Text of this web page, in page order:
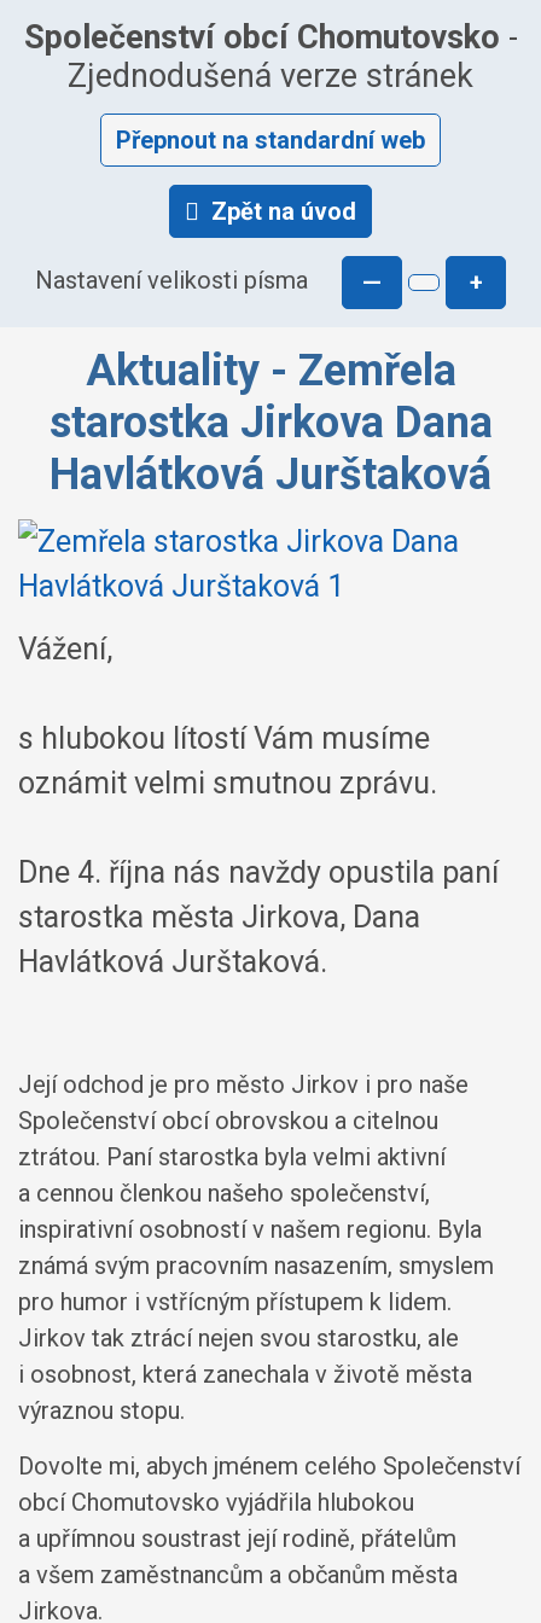
Společenství obcí Chomutovsko -
Zjednodušená verze stránek
Přepnout na standardní web
Zpět na úvod
Nastavení velikosti písma — +
Aktuality - Zemřela
starostka Jirkova Dana
Havlátková Jurštaková
Vážení,
s hlubokou lítostí Vám musíme
oznámit velmi smutnou zprávu.
Dne 4. října nás navždy opustila paní
starostka města Jirkova, Dana
Havlátková Jurštaková.
Její odchod je pro město Jirkov i pro naše
Společenství obcí obrovskou a citelnou
ztrátou. Paní starostka byla velmi aktivní
a cennou členkou našeho společenství,
inspirativní osobností v našem regionu. Byla
známá svým pracovním nasazením, smyslem
pro humor i vstřícným přístupem k lidem.
Jirkov tak ztrácí nejen svou starostku, ale
i osobnost, která zanechala v životě města
výraznou stopu.
Dovolte mi, abych jménem celého Společenství
obcí Chomutovsko vyjádřila hlubokou
a upřímnou soustrast její rodině, přátelům
a všem zaměstnancům a občanům města
Jirkova.